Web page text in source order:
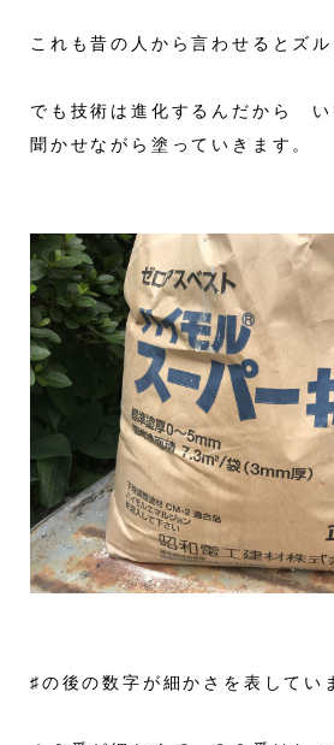
これも昔の人から言わせるとズル
でも技術は進化するんだから い
聞かせながら塗っていきます。
♯の後の数字が細かさを表してい